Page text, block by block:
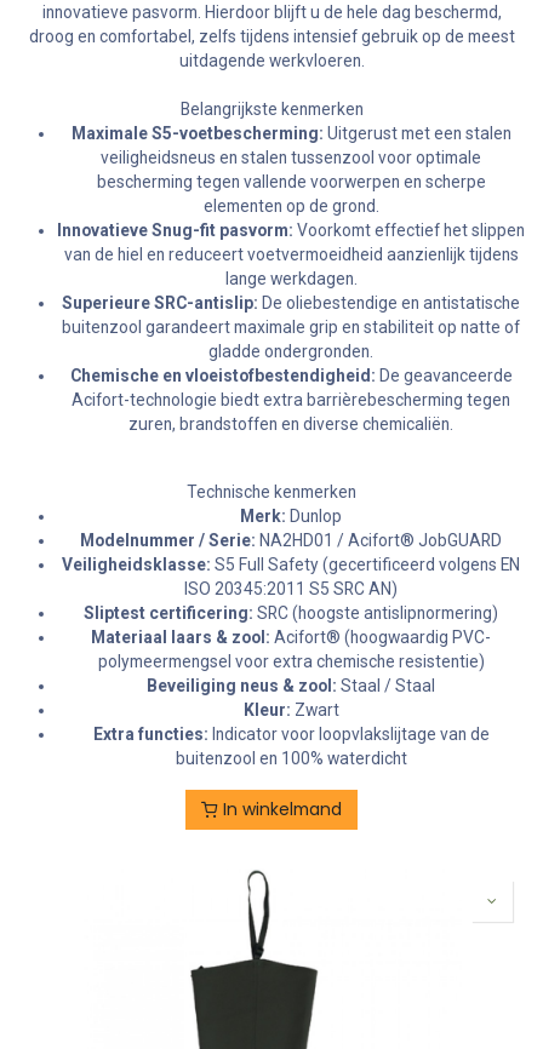
innovatieve pasvorm. Hierdoor blijft u de hele dag beschermd,
droog en comfortabel, zelfs tijdens intensief gebruik op de meest
uitdagende werkvloeren.
Belangrijkste kenmerken
Maximale S5-voetbescherming: Uitgerust met een stalen
veiligheidsneus en stalen tussenzool voor optimale
bescherming tegen vallende voorwerpen en scherpe
elementen op de grond.
Innovatieve Snug-fit pasvorm: Voorkomt effectief het slippen
van de hiel en reduceert voetvermoeidheid aanzienlijk tijdens
lange werkdagen.
Superieure SRC-antislip: De oliebestendige en antistatische
buitenzool garandeert maximale grip en stabiliteit op natte of
gladde ondergronden.
Chemische en vloeistofbestendigheid: De geavanceerde
Acifort-technologie biedt extra barrièrebescherming tegen
zuren, brandstoffen en diverse chemicaliën.
Technische kenmerken
Merk: Dunlop
Modelnummer / Serie: NA2HD01 / Acifort® JobGUARD
Veiligheidsklasse: S5 Full Safety (gecertificeerd volgens EN
ISO 20345:2011 S5 SRC AN)
Sliptest certificering: SRC (hoogste antislipnormering)
Materiaal laars & zool: Acifort® (hoogwaardig PVC-
polymeermengsel voor extra chemische resistentie)
Beveiliging neus & zool: Staal / Staal
Kleur: Zwart
Extra functies: Indicator voor loopvlakslijtage van de
buitenzool en 100% waterdicht
In winkelmand